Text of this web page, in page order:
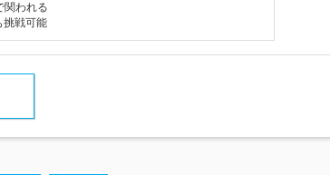
関われる
挑戦可能